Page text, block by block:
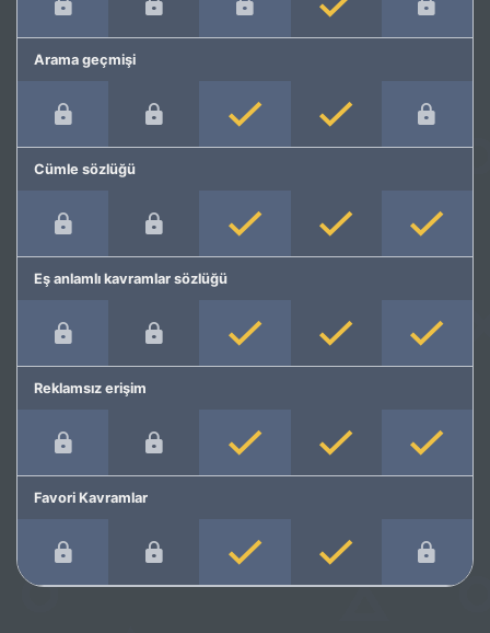
Arama geçmişi
Cümle sözlüğü
Eş anlamlı kavramlar sözlüğü
Reklamsız erişim
Favori Kavramlar